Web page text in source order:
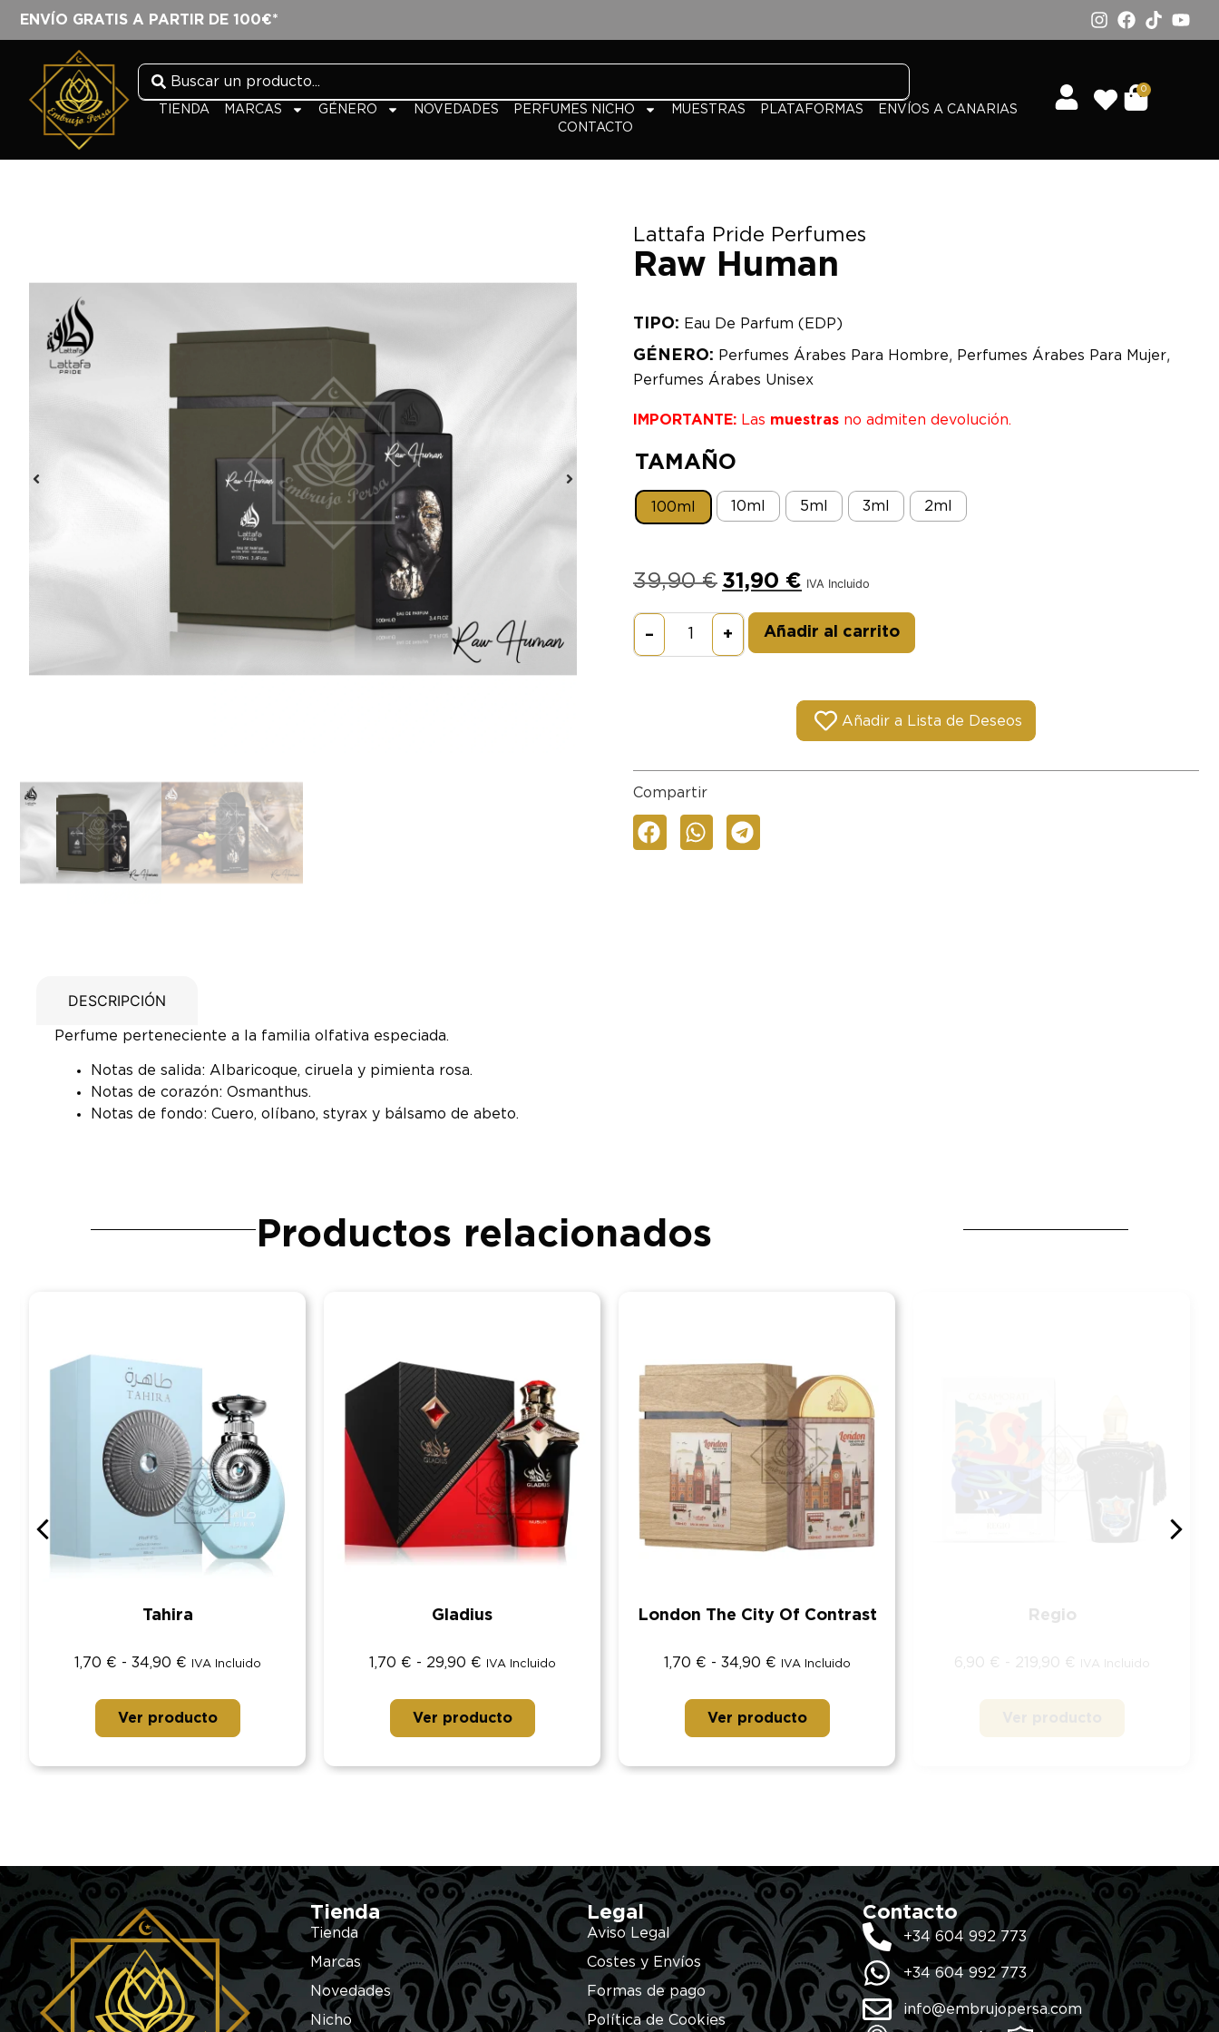
ENVÍO GRATIS A PARTIR DE 100€*
TIENDA MARCAS GÉNERO NOVEDADES PERFUMES NICHO MUESTRAS PLATAFORMAS
ENVÍOS A CANARIAS
CONTACTO
0
Lattafa Pride Perfumes
Raw Human
TIPO: Eau De Parfum (EDP)
GÉNERO: Perfumes Árabes Para Hombre, Perfumes Árabes Para Mujer,
Perfumes Árabes Unisex
IMPORTANTE: Las muestras no admiten devolución.
TAMAÑO
100ml 10ml 5ml 3ml 2ml
39,90€ 31,90 € IVA Incluido
– + Añadir al carrito
Añadir a Lista de Deseos
Compartir
DESCRIPCIÓN
Perfume perteneciente a la familia olfativa especiada.
Notas de salida: Albaricoque, ciruela y pimienta rosa.
Notas de corazón: Osmanthus.
Notas de fondo: Cuero, olíbano, styrax y bálsamo de abeto.
Productos relacionados
Tahira
1,70 € - 34,90 € IVA Incluido
Ver producto
Gladius
1,70 € - 29,90 € IVA Incluido
Ver producto
London The City Of Contrast
1,70 € - 34,90 € IVA Incluido
Ver producto
Regio
6,90 € - 219,90 € IVA Incluido
Tienda
Tienda
Marcas
Novedades
Nicho
Legal
Aviso Legal
Costes y Envíos
Formas de pago
Política de Cookies
Contacto
+34 604 992 773
+34 604 992 773
info@embrujopersa.com